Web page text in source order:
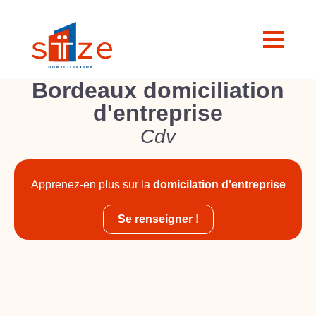
Bordeaux domiciliation
d'entreprise
Cdv
Apprenez-en plus sur la domicilation d'entreprise
Se renseigner !